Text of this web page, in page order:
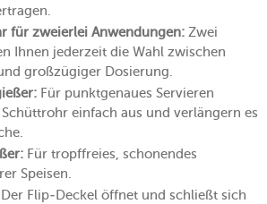
für zweierlei Anwendungen: Zwei
Ihnen jederzeit die Wahl zwischen
großzügiger Dosierung.
Für punktgenaues Servieren
Schüttrohr einfach aus und verlängern es
Für tropffreies, schonendes
Speisen.
Der Flip-Deckel öffnet und schließt sich